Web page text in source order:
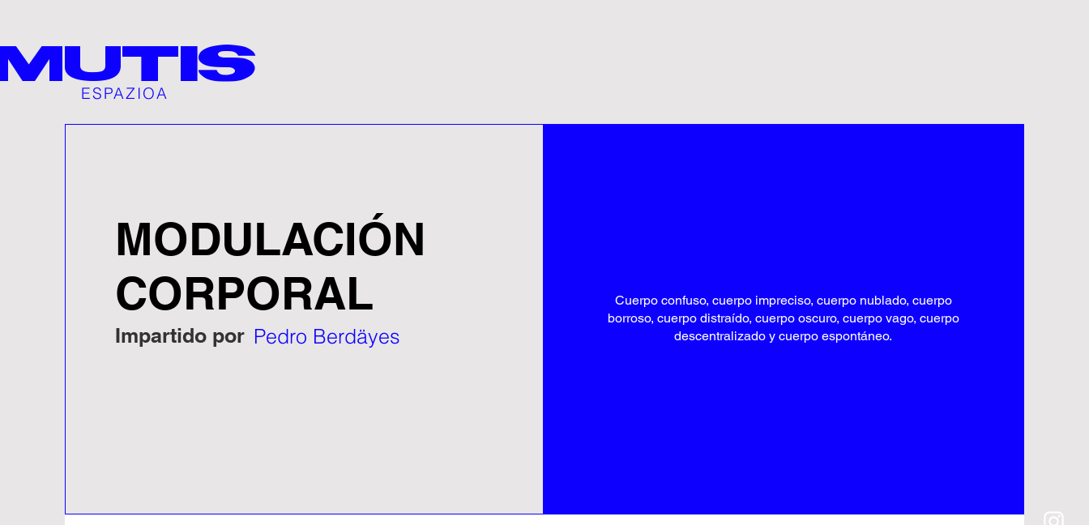
ESPAZIOA
MODULACIÓN
CORPORAL
Impartido por Pedro Berdäyes
Cuerpo confuso, cuerpo impreciso, cuerpo nublado, cuerpo
borroso, cuerpo distraído, cuerpo oscuro, cuerpo vago, cuerpo
descentralizado y cuerpo espontáneo.